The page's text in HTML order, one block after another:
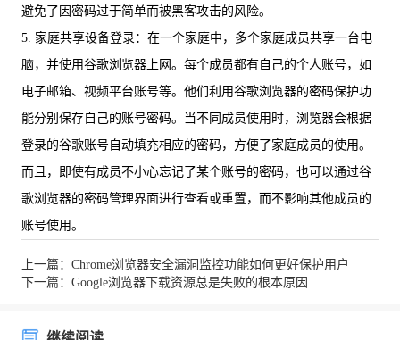
避免了因密码过于简单而被黑客攻击的风险。
5. 家庭共享设备登录：在一个家庭中，多个家庭成员共享一台电
脑，并使用谷歌浏览器上网。每个成员都有自己的个人账号，如
电子邮箱、视频平台账号等。他们利用谷歌浏览器的密码保护功
能分别保存自己的账号密码。当不同成员使用时，浏览器会根据
登录的谷歌账号自动填充相应的密码，方便了家庭成员的使用。
而且，即使有成员不小心忘记了某个账号的密码，也可以通过谷
歌浏览器的密码管理界面进行查看或重置，而不影响其他成员的
账号使用。
上一篇：Chrome浏览器安全漏洞监控功能如何更好保护用户
下一篇：Google浏览器下载资源总是失败的根本原因